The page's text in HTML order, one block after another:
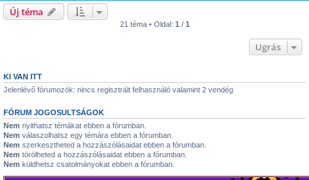
Új téma
21 téma • Oldal: 1 / 1
Ugrás
KI VAN ITT
Jelenlévő fórumozók: nincs regisztrált felhasználó valamint 2 vendég
FÓRUM JOGOSULTSÁGOK
Nem nyithatsz témákat ebben a fórumban.
Nem válaszolhatsz egy témára ebben a fórumban.
Nem szerkesztheted a hozzászólásaidat ebben a fórumban.
Nem törölheted a hozzászólásaidat ebben a fórumban.
Nem küldhetsz csatolmányokat ebben a fórumban.